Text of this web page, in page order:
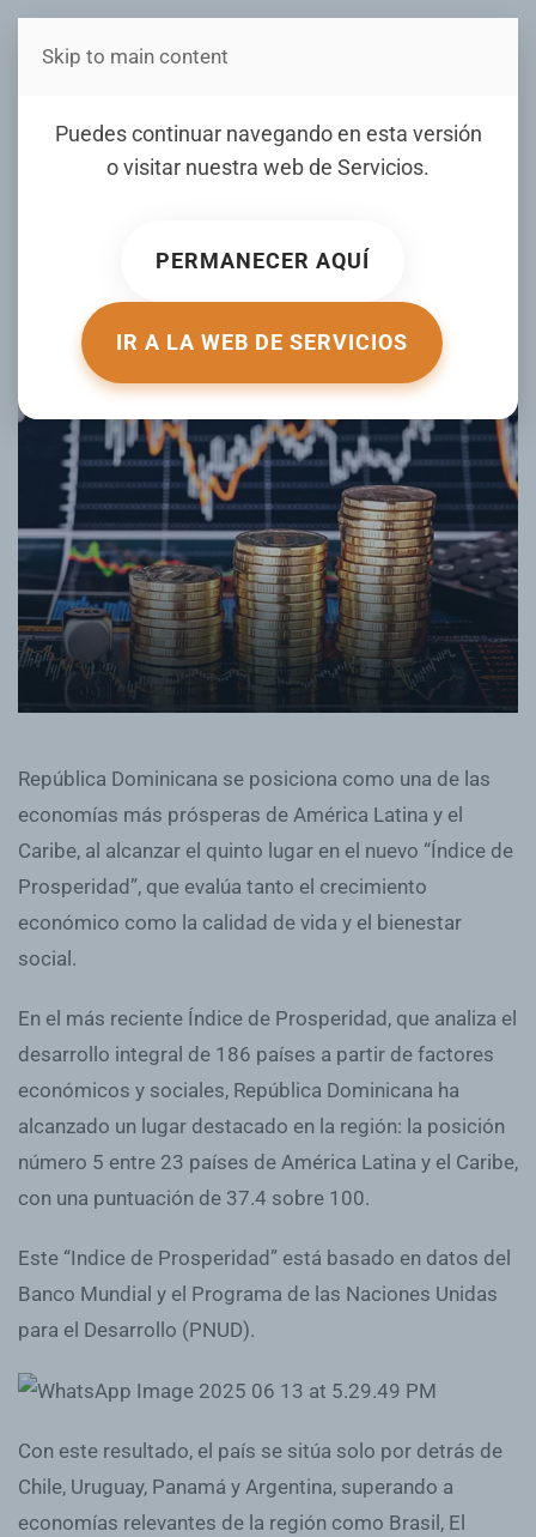
Estás en Telenord Medios
Puedes continuar navegando en esta versión
o visitar nuestra web de Servicios.
PERMANECER AQUÍ
IR A LA WEB DE SERVICIOS
Skip to main content
República Dominicana se
ubica entre los países más
según informe
ESCRITO POR HOY.COM.DO EL
. PUBLICADO EN
TU DINERO
República Dominicana se posiciona como una de las
economías más prósperas de América Latina y el
Caribe, al alcanzar el quinto lugar en el nuevo “Índice de
Prosperidad”, que evalúa tanto el crecimiento
económico como la calidad de vida y el bienestar
social.
En el más reciente Índice de Prosperidad, que analiza el
desarrollo integral de 186 países a partir de factores
económicos y sociales, República Dominicana ha
alcanzado un lugar destacado en la región: la posición
número 5 entre 23 países de América Latina y el Caribe,
con una puntuación de 37.4 sobre 100.
Este “Indice de Prosperidad” está basado en datos del
Banco Mundial y el Programa de las Naciones Unidas
para el Desarrollo (PNUD).
Con este resultado, el país se sitúa solo por detrás de
Chile, Uruguay, Panamá y Argentina, superando a
economías relevantes de la región como Brasil, El